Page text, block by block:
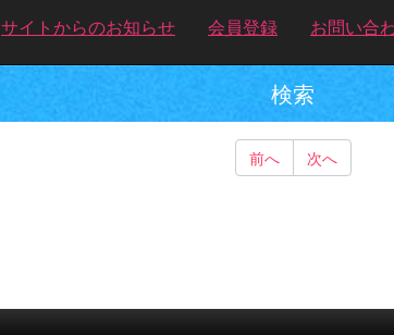
サイトからのお知らせ 会員登録 お問い合
検索
前へ 次へ